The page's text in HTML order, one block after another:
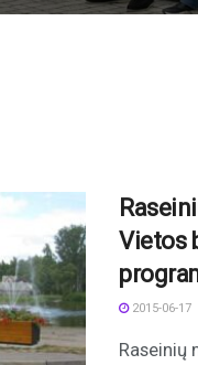
Vietos
2015-06-17
Raseinių